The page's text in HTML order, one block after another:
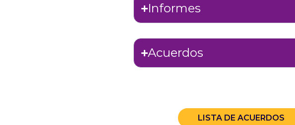
Informes
Acuerdos
LISTA DE ACUERDOS